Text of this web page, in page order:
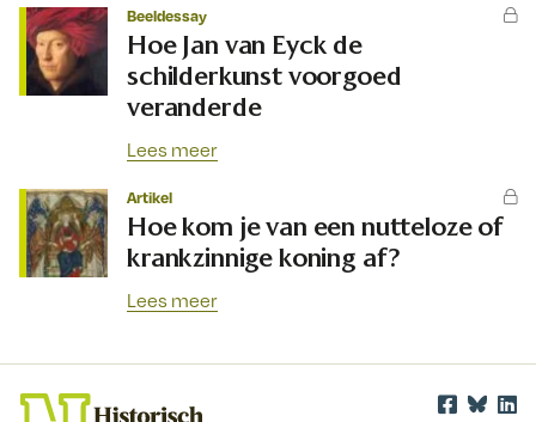
Beeldessay
Hoe Jan van Eyck de
schilderkunst voorgoed
veranderde
Lees meer
Artikel
Hoe kom je van een nutteloze of
krankzinnige koning af?
Lees meer